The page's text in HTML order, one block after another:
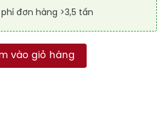
đơn hàng >3,5 tấn
tế RAL RAKYD 9023 số lượng
vào giỏ hàng